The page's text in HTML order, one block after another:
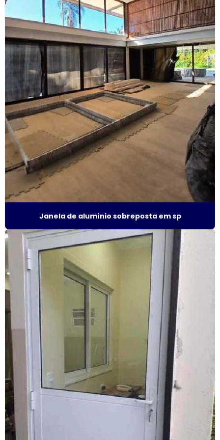
Esquadrias acústicas
Esquadrias acústicas de alumínio
Esquadrias de alto padrão
Esquadrias alumínio acústicas
Esquadrias de alumínio alto padrão
Esquadrias de alumínio fábrica
Esquadrias de alumínio isolamento acústico
Esquadrias de alumínio janelas e portas
Esquadrias de alumínio janelas valor
Esquadrias de alumínio maxim ar
Esquadrias de alumínio sob medida
Esquadrias de alumínio sob medida preço
Esquadrias de alumínio sob medida são paulo
Esquadrias de alumínio sob medida valor
Esquadrias de alumínio preço m2
Esquadrias de alumínio em são paulo
Esquadrias de alumínio valor
Esquadrias anti ruído
Esquadrias condomínio
Esquadrias com isolamento acústico
Janela de alumínio sobreposta em sp